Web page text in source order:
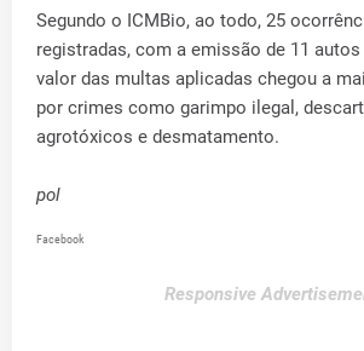
Segundo o ICMBio, ao todo, 25
registradas, com a emissão de 11
valor das multas aplicadas chegou a
por crimes como garimpo ilegal,
agrotóxicos e desmatamento.
pol
Facebook
Responsive